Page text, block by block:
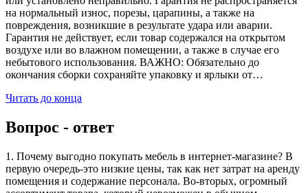
на нормальный износ, порезы, царапины, а также на
повреждения, возникшие в результате удара или аварии.
Гарантия не действует, если товар содержался на открытом
воздухе или во влажном помещении, а также в случае его
небытового использования. ВАЖНО: Обязательно до
окончания сборки сохраняйте упаковку и ярлыки от…
Читать до конца
Вопрос - ответ
1. Почему выгодно покупать мебель в интернет-магазине? В
первую очередь-это низкие цены, так как нет затрат на аренду
помещения и содержание персонала. Во-вторых, огромный